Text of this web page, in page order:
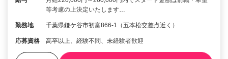
等考慮の上決定いたします…
勤務地 千葉県鎌ケ谷市初富866-1（五本松交差点近く）
応募資格 高卒以上、経験不問、未経験者歓迎